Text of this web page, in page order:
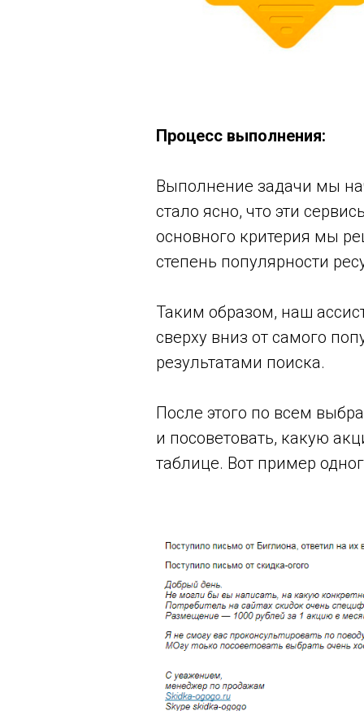
Процесс выполнения:
Выполнение задачи мы
стало ясно, что эти
основного критерия мы
степень популярности
Таким образом, наш
сверху вниз от самого
результатами поиска.
После этого по всем
и посоветовать, какую
таблице. Вот пример